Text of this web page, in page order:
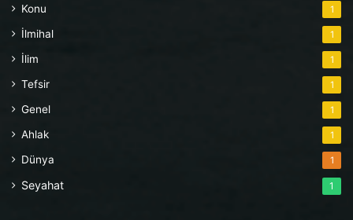
Konu 1
İlmihal 1
İlim 1
Tefsir 1
Genel 1
Ahlak 1
Dünya 1
Seyahat 1